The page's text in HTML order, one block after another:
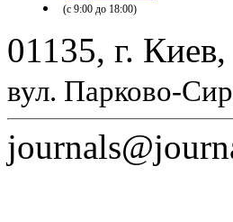
(с 9:00 до 18:00)
01135, г. Киев,
вул. Парково-